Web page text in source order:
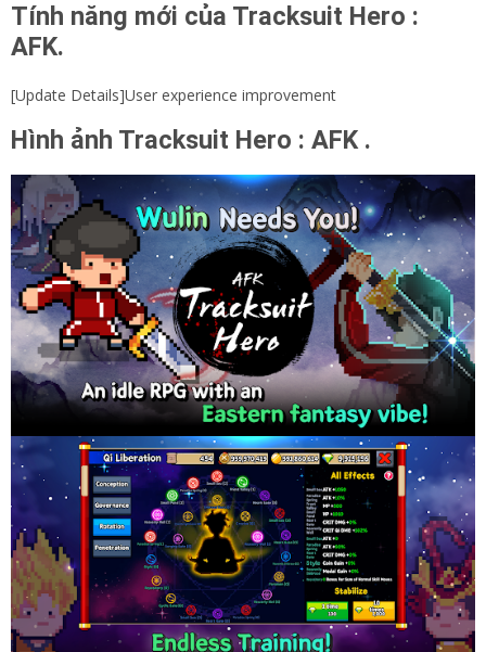
Tính năng mới của Tracksuit Hero :
AFK.
[Update Details]User experience improvement
Hình ảnh Tracksuit Hero : AFK .